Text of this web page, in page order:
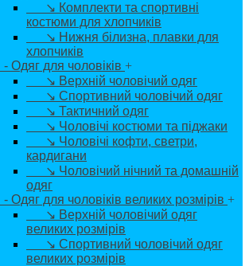
↘ Комплекти та спортивні
костюми для хлопчиків
↘ Нижня білизна, плавки для
хлопчиків
- Одяг для чоловіків +
↘ Верхній чоловічий одяг
↘ Спортивний чоловічий одяг
↘ Тактичний одяг
↘ Чоловічі костюми та піджаки
↘ Чоловічі кофти, светри,
кардигани
↘ Чоловічий нічний та домашній
одяг
- Одяг для чоловіків великих розмірів +
↘ Верхній чоловічий одяг
великих розмірів
↘ Спортивний чоловічий одяг
великих розмірів